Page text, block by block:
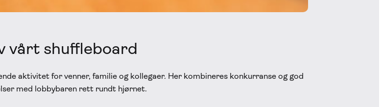
vårt shuffleboard
aktivitet for venner, familie og kollegaer. Her kombineres konkurranse og god
med lobbybaren rett rundt hjørnet.